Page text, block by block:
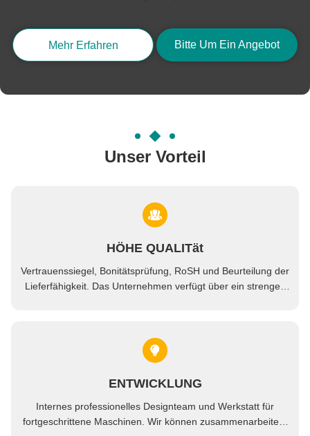
Mehr Erfahren Bitte Um Ein Angebot
Unser Vorteil
HÖHE QUALITät
Vertrauenssiegel, Bonitätsprüfung, RoSH und Beurteilung der
Lieferfähigkeit. Das Unternehmen verfügt über ein strenges
ENTWICKLUNG
Internes professionelles Designteam und Werkstatt für
fortgeschrittene Maschinen. Wir können zusammenarbeiten,